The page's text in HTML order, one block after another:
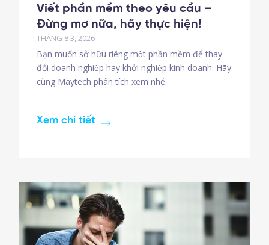
Viết phần mềm theo yêu cầu –
Đừng mơ nữa, hãy thực hiện!
THÁNG 8 3, 2026
Bạn muốn sở hữu riêng một phần mềm để thay
đổi doanh nghiệp hay khởi nghiệp kinh doanh. Hãy
cùng Maytech phân tích xem nhé.
Xem chi tiết